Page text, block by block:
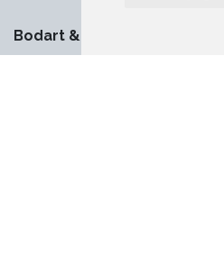
Bodart & Co